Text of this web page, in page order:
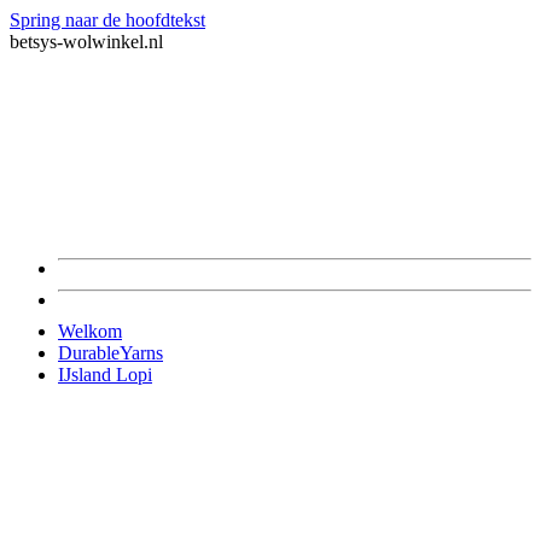
Spring naar de hoofdtekst
betsys-wolwinkel.nl
Welkom
DurableYarns
IJsland Lopi